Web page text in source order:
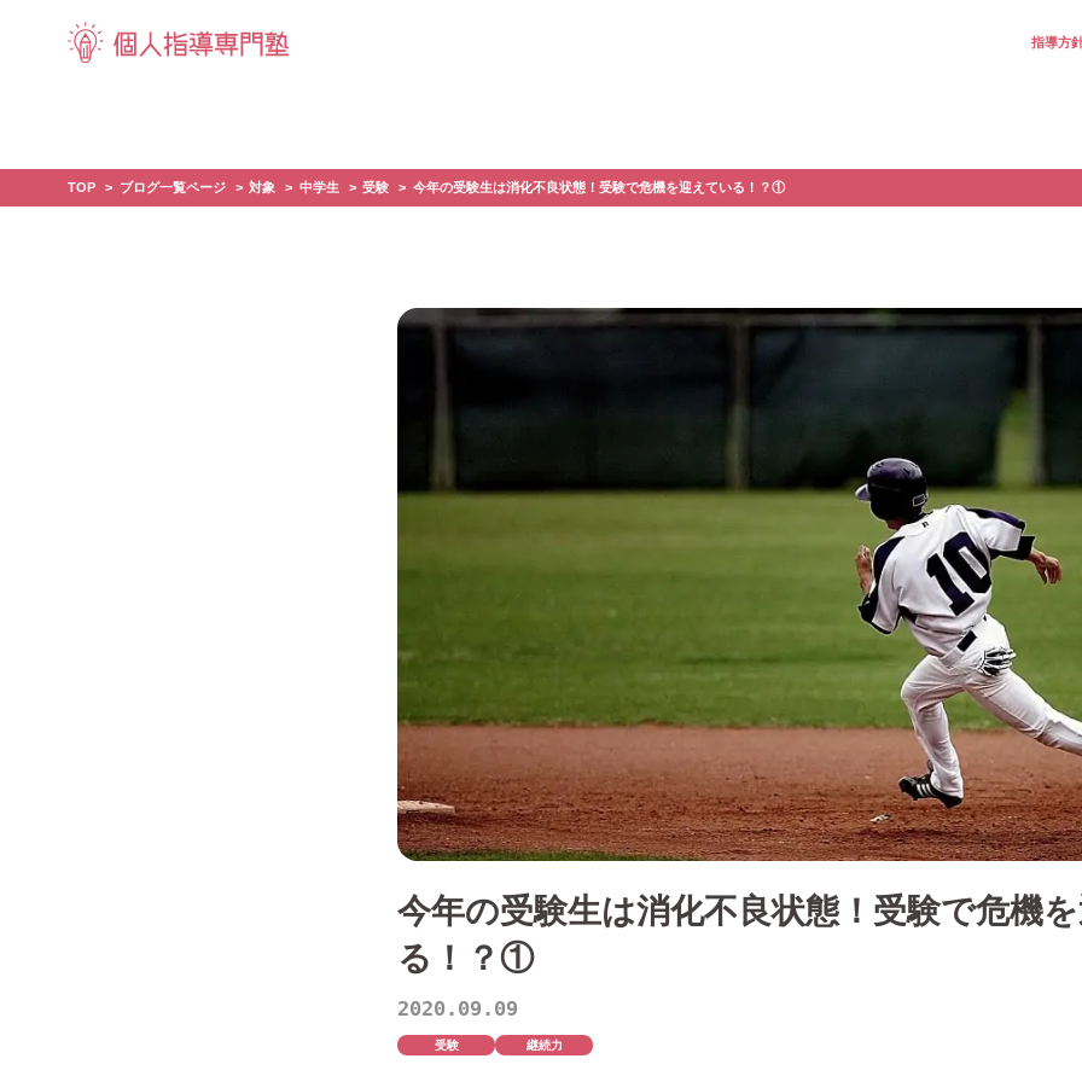
指導方
TOP ブログ一覧ページ 対象 中学生 受験 今年の受験生は消化不良状態！受験で危機を迎えている！？①
今年の受験生は消化不良状態！受験で危機
る！？①
2020.09.09
受験 継続力